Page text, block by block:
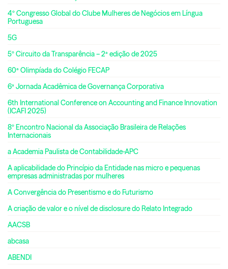
4º Congresso Global do Clube Mulheres de Negócios em Língua
Portuguesa
5G
5º Circuito da Transparência – 2ª edição de 2025
60ª Olimpíada do Colégio FECAP
6ª Jornada Acadêmica de Governança Corporativa
6th International Conference on Accounting and Finance Innovation
(ICAFI 2025)
8º Encontro Nacional da Associação Brasileira de Relações
Internacionais
a Academia Paulista de Contabilidade-APC
A aplicabilidade do Princípio da Entidade nas micro e pequenas
empresas administradas por mulheres
A Convergência do Presentismo e do Futurismo
A criação de valor e o nível de disclosure do Relato Integrado
AACSB
abcasa
ABENDI